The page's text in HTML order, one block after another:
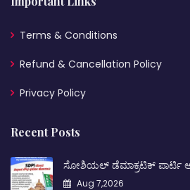
Terms & Conditions
Refund & Cancellation Policy
Privacy Policy
Recent Posts
ಸೋಶಿಯಲ್ ಡೆಮಾಕ್ರಟಿಕ್ ಪಾರ್ಟಿ
Aug 7,2026